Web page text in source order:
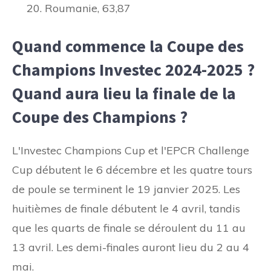
Roumanie, 63,87
Quand commence la Coupe des
Champions Investec 2024-2025 ?
Quand aura lieu la finale de la
Coupe des Champions ?
L'Investec Champions Cup et l'EPCR Challenge
Cup débutent le 6 décembre et les quatre tours
de poule se terminent le 19 janvier 2025. Les
huitièmes de finale débutent le 4 avril, tandis
que les quarts de finale se déroulent du 11 au
13 avril. Les demi-finales auront lieu du 2 au 4
mai.